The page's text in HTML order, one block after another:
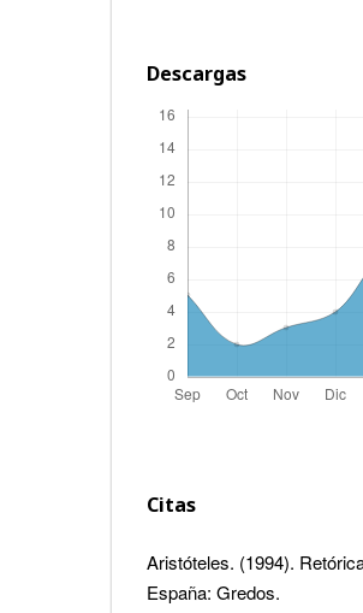
Descargas
Citas
Aristóteles. (1994).
España: Gredos.